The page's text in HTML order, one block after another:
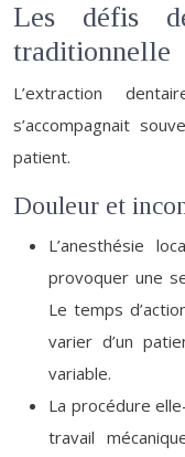
Les défis
traditionnelle
L’extraction
s’accompagnait
patient.
Douleur et
L’anesthésie
provoquer une
Le temps
varier d’un
variable.
La procédure
travail